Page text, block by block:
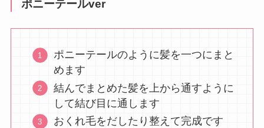
ポニーテールver
ポニーテールのように髪を一つにまと
めます
結んでまとめた髪を上から通すように
して結び目に通します
おくれ毛をだしたり整えて完成です